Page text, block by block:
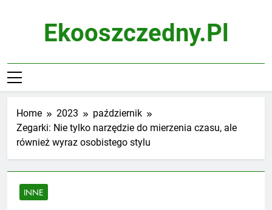
Ekooszczedny.pl
Home 2023
październik
Zegarki: Nie tylko narzędzie do mierzenia czasu, ale
również wyraz osobistego stylu
INNE